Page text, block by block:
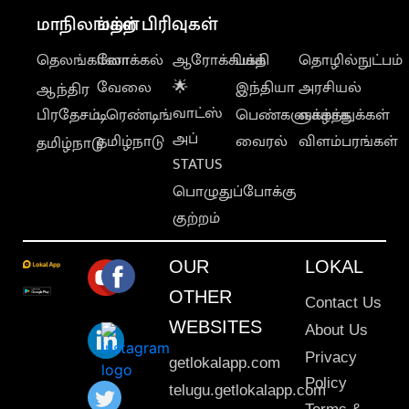
மாநிலங்கள்
தெலங்கானா
ஆந்திர
பிரதேசம்
தமிழ்நாடு
மற்ற பிரிவுகள்
லோக்கல்
வேலை
டிரெண்டிங்
தமிழ்நாடு
ஆரோக்கியம்
🌟
வாட்ஸ்
அப்
STATUS
பொழுதுப்போக்கு
குற்றம்
பக்தி
இந்தியா
பெண்களுக்காக
வைரல்
தொழில்நுட்பம்
அரசியல்
வாழ்த்துக்கள்
விளம்பரங்கள்
OUR
OTHER
WEBSITES
getlokalapp.com
telugu.getlokalapp.com
LOKAL
Contact Us
About Us
Privacy
Policy